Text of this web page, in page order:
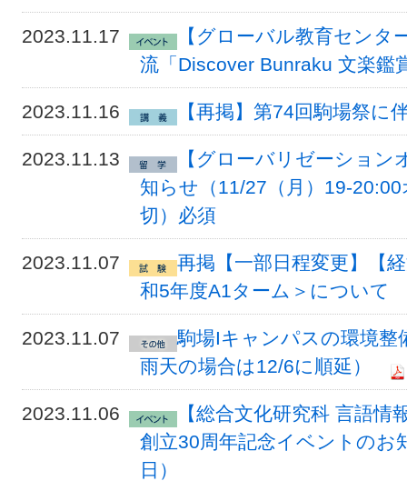
2023.11.17
【グローバル教育センタ
流「Discover Bunraku 文楽鑑
2023.11.16 【再掲】第74回駒場祭に
2023.11.13
【グローバリゼーショ
知らせ（11/27（月）19-
切）必須
2023.11.07
再掲【一部日程変更】【
和5年度A1ターム＞について
2023.11.07
駒場Iキャンパスの環境整
雨天の場合は12/6に順延）
2023.11.06
【総合文化研究科 言語
創⽴30周年記念イベントのお
日）